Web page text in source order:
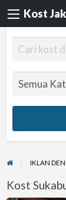
Kost
IKLAN
Kost